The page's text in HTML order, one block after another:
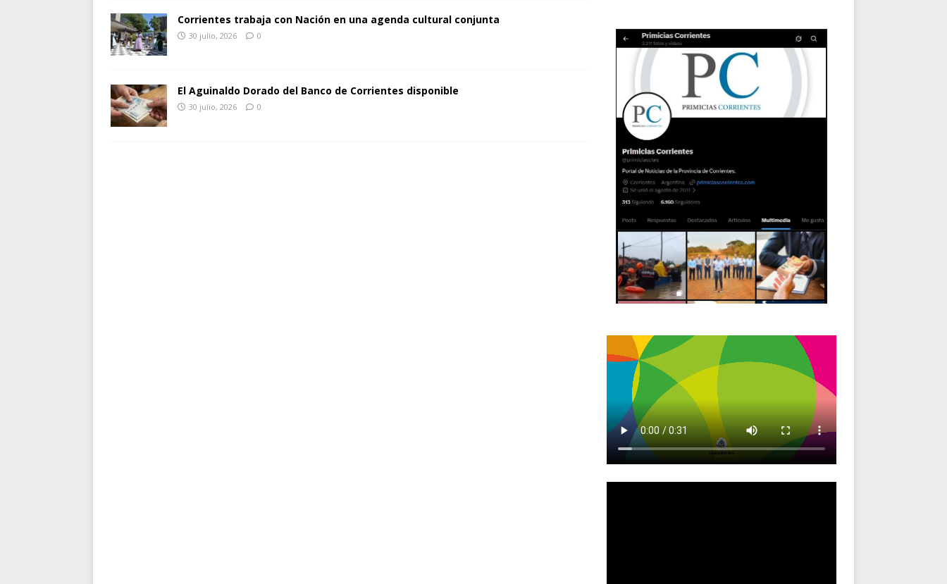
Corrientes trabaja con Nación en una agenda cultural conjunta
30 julio, 2026 0
El Aguinaldo Dorado del Banco de Corrientes disponible
30 julio, 2026 0